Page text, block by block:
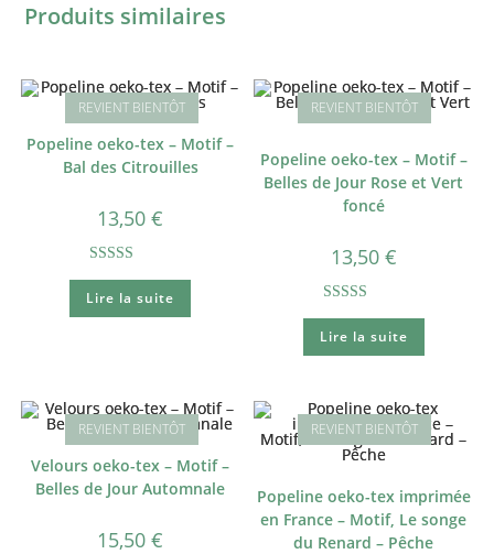
Produits similaires
Popeline oeko-tex – Motif –
Bal des Citrouilles
13,50€
Note5.00
sur 5
Lire la suite
Popeline oeko-tex – Motif –
Belles de Jour Rose et Vert
foncé
13,50 €
Note5.00
sur 5
Lire la suite
Velours oeko-tex – Motif –
Belles de Jour Automnale
15,50€
Popeline oeko-tex imprimée
en France – Motif, Le songe
du Renard – Pêche